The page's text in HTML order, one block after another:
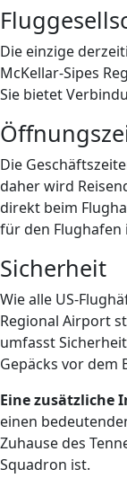
Die einzige
McKellar-Sipes
Sie bietet
Die
daher wird
direkt beim
für den Flughafen
Sicherheit
Wie alle US-
Regional Airport
umfasst
Gepäcks vor dem
Eine zusätzliche
einen
Zuhause des
Squadron ist.